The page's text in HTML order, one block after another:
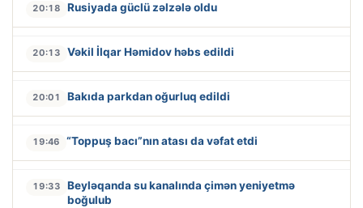
20:18 Rusiyada güclü zəlzələ oldu
20:13 Vəkil İlqar Həmidov həbs edildi
20:01 Bakıda parkdan oğurluq edildi
19:46 “Toppuş bacı”nın atası da vəfat etdi
19:33
Beyləqanda su kanalında çimən yeniyetmə
boğulub